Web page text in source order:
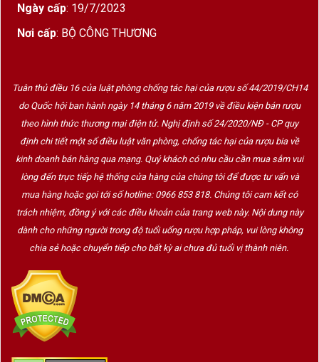
Ngày cấp: 19/7/2023
Nơi cấp: BỘ CÔNG THƯƠNG
Tuân thủ điều 16 của luật phòng chống tác hại của rượu số 44/2019/CH14
do Quốc hội ban hành ngày 14 tháng 6 năm 2019 về điều kiện bán rượu
theo hình thức thương mại điện tử. Nghị định số 24/2020/NĐ - CP quy
định chi tiết một số điều luật văn phòng, chống tác hại của rượu bia về
kinh doanh bán hàng qua mạng. Quý khách có nhu cầu cần mua sắm vui
lòng đến trực tiếp hệ thống cửa hàng của chúng tôi để được tư vấn và
mua hàng hoặc gọi tới số hotline: 0966 853 818. Chúng tôi cam kết có
trách nhiệm, đồng ý với các điều khoản của trang web này. Nội dung này
dành cho những người trong độ tuổi uống rượu hợp pháp, vui lòng không
chia sẻ hoặc chuyển tiếp cho bất kỳ ai chưa đủ tuổi vị thành niên.